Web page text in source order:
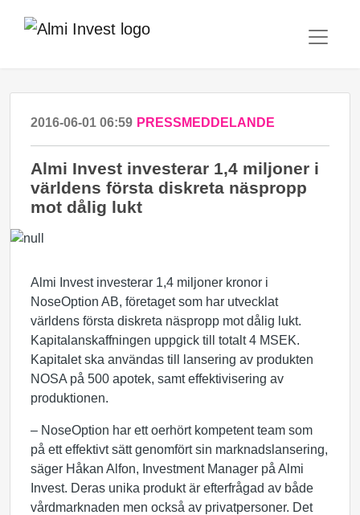
2016-06-01 06:59 PRESSMEDDELANDE
Almi Invest investerar 1,4 miljoner i
världens första diskreta näspropp
mot dålig lukt
Almi Invest investerar 1,4 miljoner kronor i
NoseOption AB, företaget som har utvecklat
världens första diskreta näspropp mot dålig lukt.
Kapitalanskaffningen uppgick till totalt 4 MSEK.
Kapitalet ska användas till lansering av produkten
NOSA på 500 apotek, samt effektivisering av
produktionen.
– NoseOption har ett oerhört kompetent team som
på ett effektivt sätt genomfört sin marknadslansering,
säger Håkan Alfon, Investment Manager på Almi
Invest. Deras unika produkt är efterfrågad av både
vårdmarknaden men också av privatpersoner. Det